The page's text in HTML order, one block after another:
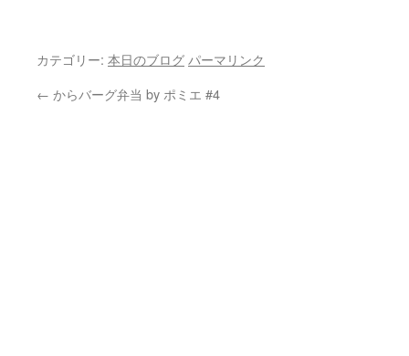
カテゴリー: 本日のブログ パーマリンク
← からバーグ弁当 by ポミエ #4